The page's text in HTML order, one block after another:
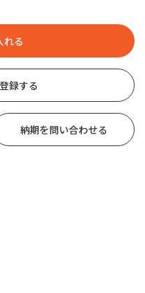
録する
納期を問い合わせる